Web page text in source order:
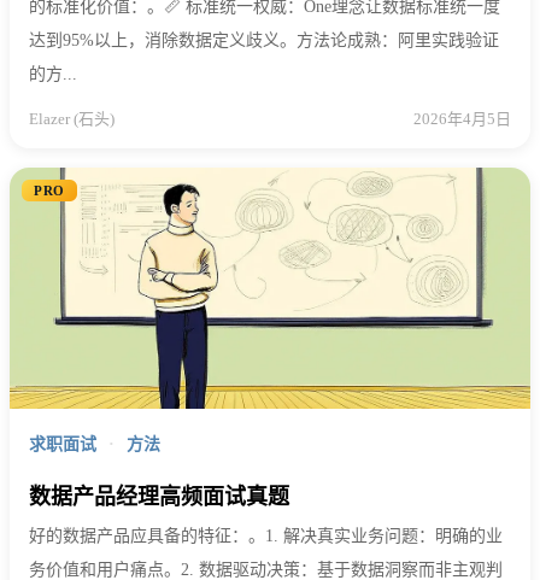
的标准化价值：。📏 标准统一权威：One理念让数据标准统一度
达到95%以上，消除数据定义歧义。方法论成熟：阿里实践验证
的方...
Elazer (石头) 2026年4月5日
PRO
求职面试 · 方法
数据产品经理高频面试真题
好的数据产品应具备的特征：。1. 解决真实业务问题：明确的业
务价值和用户痛点。2. 数据驱动决策：基于数据洞察而非主观判